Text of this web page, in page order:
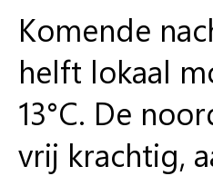
Komende
helft lokaal
13°C. De
vrij krachtig,